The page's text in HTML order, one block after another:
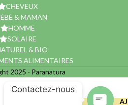
CHEVEUX
& MAMAN
HOMME
SOLAIRE
& BIO
ALIMENTAIRES
2025 - Paranatura
Contactez-nous